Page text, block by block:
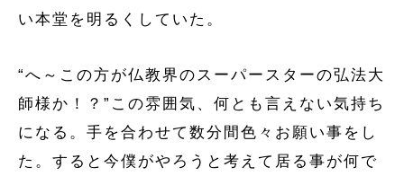
い本堂を明るくしていた。
“へ～この方が仏教界のスーパースターの弘法大
師様か！？”この雰囲気、何とも言えない気持ち
になる。手を合わせて数分間色々お願い事をし
た。すると今僕がやろうと考えて居る事が何で